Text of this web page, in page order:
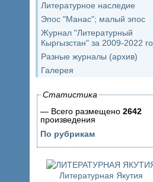
Литературное наследие
Эпос "Манас"; малый эпос
Журнал "Литературный
Кыргызстан" за 2009-2022
Разные журналы (архив)
Галерея
Статистика
— Всего размещено 2642
произведения
По рубрикам
Литературная Якутия